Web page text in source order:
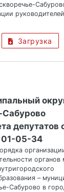
Загрузка
депутатов
05-34
органов
–
Сабурово в